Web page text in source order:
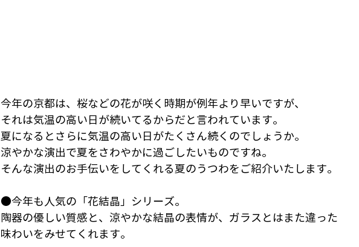
今年の京都は、桜などの花が咲く時期が例年より早いですが、
それは気温の高い日が続いてるからだと言われています。
夏になるとさらに気温の高い日がたくさん続くのでしょうか。
涼やかな演出で夏をさわやかに過ごしたいものですね。
そんな演出のお手伝いをしてくれる夏のうつわをご紹介いたします。
●今年も人気の「花結晶」シリーズ。
陶器の優しい質感と、涼やかな結晶の表情が、ガラスとはまた違った
味わいをみせてくれます。